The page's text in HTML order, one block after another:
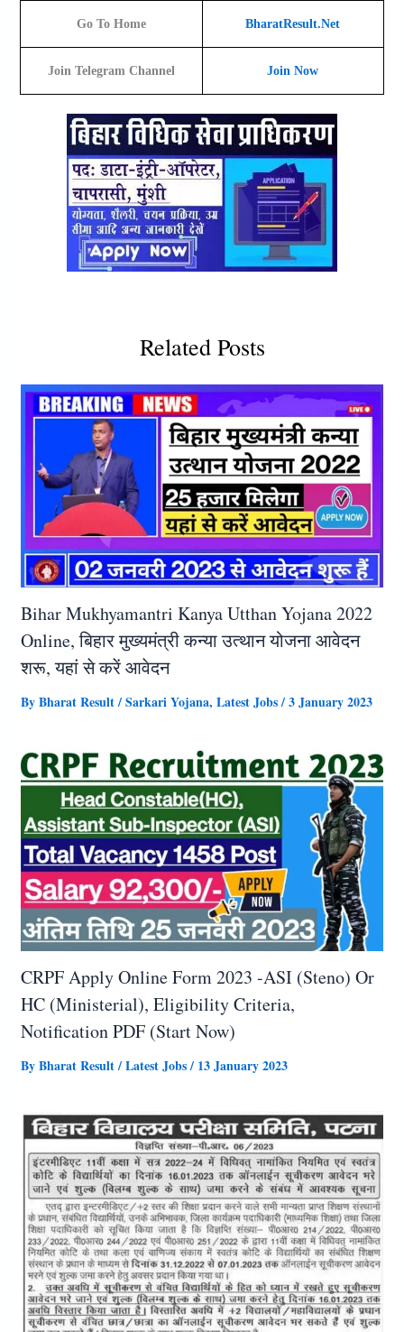
Go To Home BharatResult.Net
Join Telegram Channel Join Now
Related Posts
Bihar Mukhyamantri Kanya Utthan Yojana 2022
Online, बिहार मुख्यमंत्री कन्या उत्थान योजना आवेदन
शरू, यहां से करें आवेदन
ByBharat Result/Sarkari Yojana, Latest Jobs/3 January 2023
CRPF Apply Online Form 2023 -ASI (Steno) Or
HC (Ministerial), Eligibility Criteria,
Notification PDF (Start Now)
ByBharat Result/Latest Jobs/ 13 January 2023